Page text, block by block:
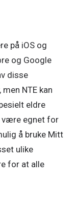
på iOS og
og Google
disse
NTE kan
eldre
være egnet for
å bruke Mitt
ulike
for at alle